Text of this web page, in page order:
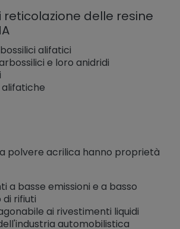
reticolazione delle resine
alifatici
e loro anidridi
polvere acrilica hanno proprietà
a basse emissioni e a basso
rifiuti
ai rivestimenti liquidi
automobilistica